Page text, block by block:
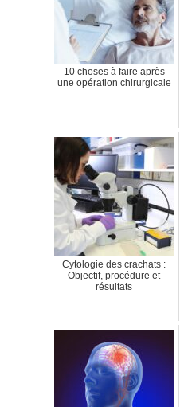
10 choses à faire après
une opération chirurgicale
Cytologie des crachats :
Objectif, procédure et
résultats